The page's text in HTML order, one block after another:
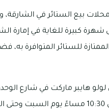
بيع الستائر في الشارقة،
شهرة كبيرة للغاية في إمارة
للستائر المتوافرة
هايبر ماركت في شارع
الساعة 9 صباحًا إلى 1:39 ظهرًا، ومن الساعة 4:30 عصرًا إلى